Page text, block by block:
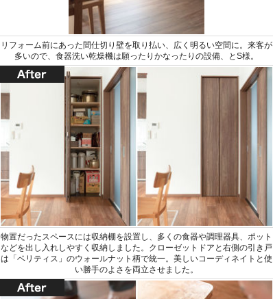
リフォーム前にあった間仕切り壁を取り払い、広く明るい空間に。来客が
多いので、食器洗い乾燥機は願ったりかなったりの設備、とS様。
物置だったスペースには収納棚を設置し、多くの食器や調理器具、ポット
などを出し入れしやすく収納しました。クローゼットドアと右側の引き戸
は「ベリティス」のウォールナット柄で統一。美しいコーディネイトと使
い勝手のよさを両立させました。